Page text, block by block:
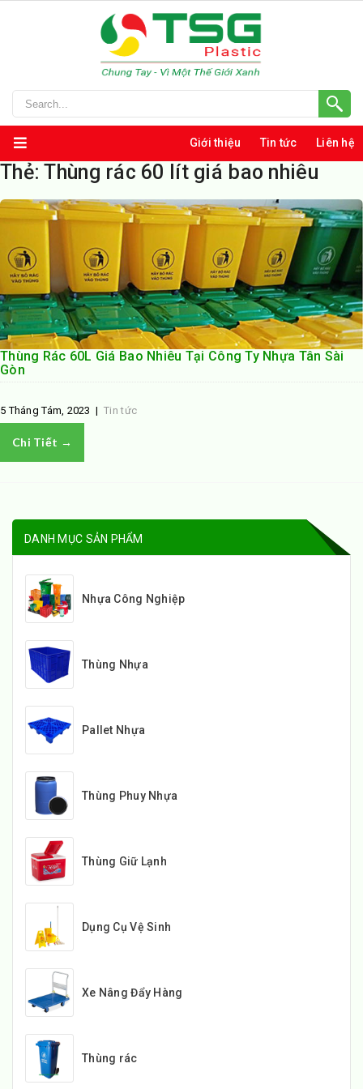
Giới thiệu Tin tức Liên hệ
Thẻ:Thùng rác 60 lít giá bao nhiêu
Thùng Rác 60L Giá Bao Nhiêu Tại Công Ty Nhựa Tân Sài
Gòn
5 Tháng Tám, 2023 |Tin tức
Chi Tiết →
DANH MỤC SẢN PHẨM
Nhựa Công Nghiệp
Thùng Nhựa
Pallet Nhựa
Thùng Phuy Nhựa
Thùng Giữ Lạnh
Dụng Cụ Vệ Sinh
Xe Nâng Đẩy Hàng
Thùng rác